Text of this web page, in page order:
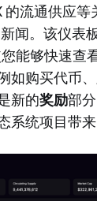
的流通供应
闻。该仪表
能够快速查
如购买代币
新的奖励部
系统项目带来